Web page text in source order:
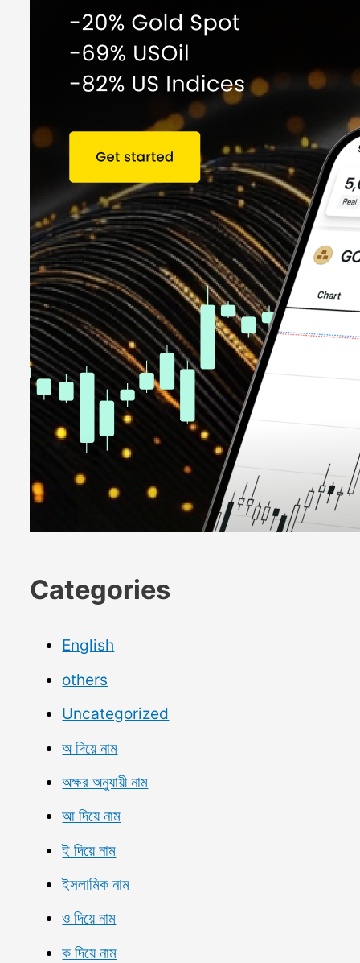
Categories
English
others
Uncategorized
অ দিয়ে নাম
অক্ষর অনুযায়ী নাম
আ দিয়ে নাম
ই দিয়ে নাম
ইসলামিক নাম
ও দিয়ে নাম
ক দিয়ে নাম